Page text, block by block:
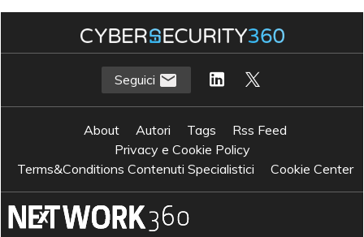
Seguici
About Autori Tags
Rss Feed
Privacy e Cookie Policy
Terms&Conditions Contenuti Specialistici
Cookie Center